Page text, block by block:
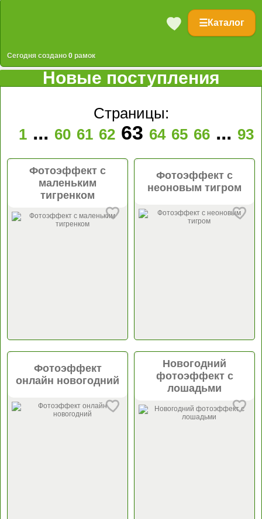
Сегодня создано 0 рамок
☰Каталог
Новые поступления
Страницы:
1 ... 60 61 62 63 64 65 66 ... 93
Фотоэффект с
маленьким
тигренком
Фотоэффект с
неоновым тигром
Фотоэффект
онлайн новогодний
Новогодний
фотоэффект с
лошадьми